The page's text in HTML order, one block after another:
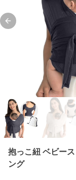
Previous slide
抱っこ紐 ベビー
ング